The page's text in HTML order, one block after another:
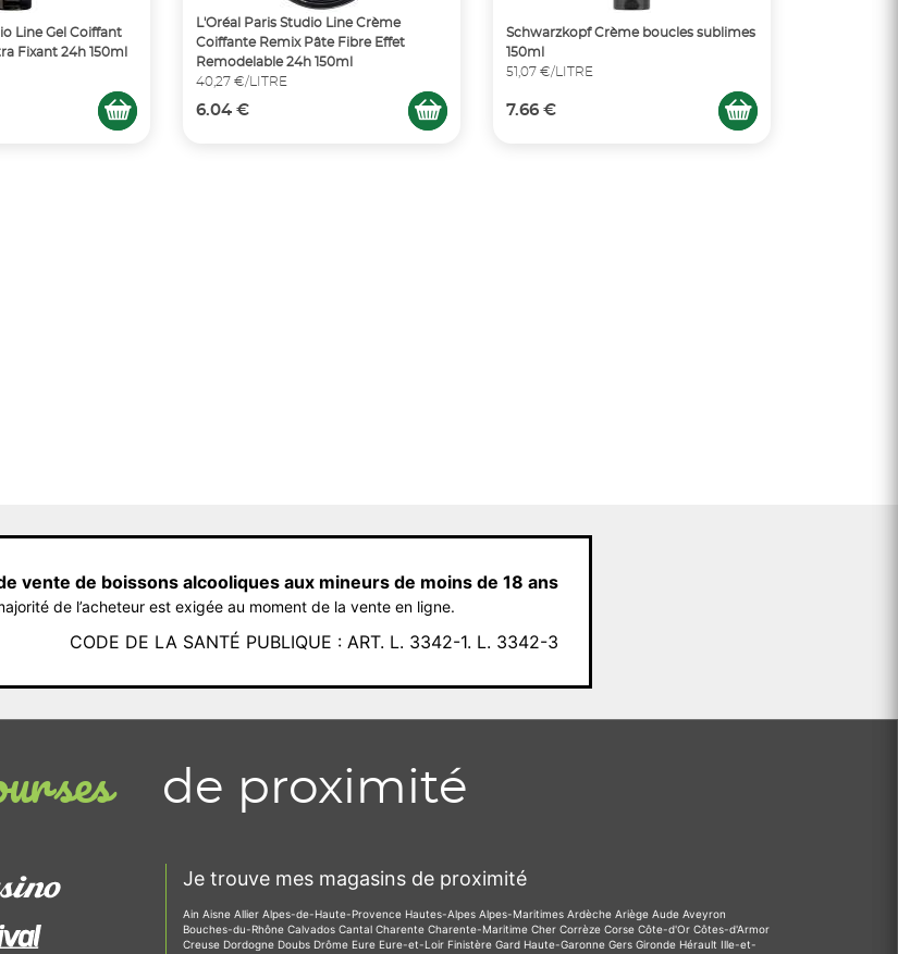
Line Gel Coiffant
Fixant 24h 150ml
L'Oréal Paris Studio Line Crème
Coiffante Remix Pâte Fibre Effet
Remodelable 24h 150ml
40,27 €/LITRE
6.04 €
Schwarzkopf Crème boucles sublimes
150ml
51,07 €/LITRE
7.66 €
vente de boissons alcooliques aux mineurs de moins de 18 ans
de l’acheteur est exigée au moment de la vente en ligne.
CODE DE LA SANTÉ PUBLIQUE : ART. L. 3342-1. L. 3342-3
de proximité
Je trouve mes magasins de proximité
Ain Aisne Allier Alpes-de-Haute-Provence Hautes-Alpes Alpes-Maritimes Ardèche Ariège Aude Aveyron
Bouches-du-Rhône Calvados Cantal Charente Charente-Maritime Cher Corrèze Corse Côte-d'Or Côtes-d'Armor
Creuse Dordogne Doubs Drôme Eure Eure-et-Loir Finistère Gard Haute-Garonne Gers Gironde Hérault Ille-et-